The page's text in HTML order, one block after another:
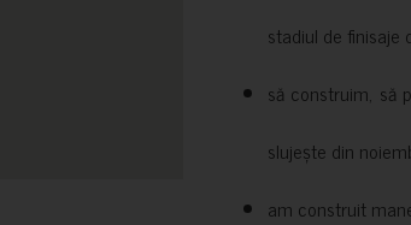
stadiul de finisaje
să construim, să
slujește din
am construit